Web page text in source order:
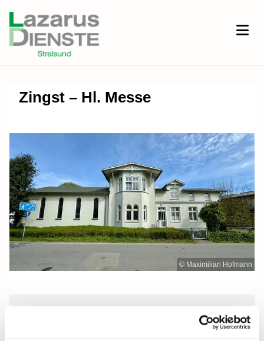
Zingst – Hl. Messe
© Maximilian Hofmann
Sonntag, 30. Januar 2028, 10:00 Uhr